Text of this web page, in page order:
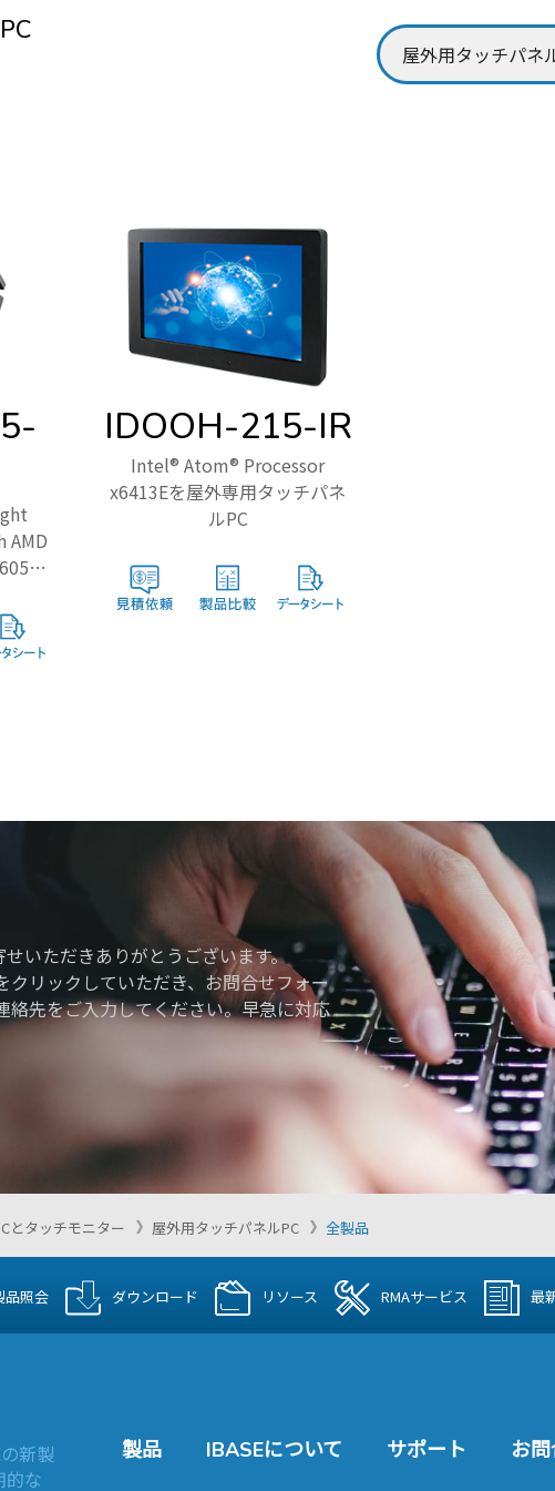
AMD
IDOOH-215-IR
Intel® Atom® Processor
x6413Eを屋外専用タッチパネ
ルPC
いただきありがとうございます。
クリックしていただき、お問合せフォー
絡先をご入力してください。早急に対応
とタッチモニター 屋外用タッチパネルPC 全製品
品照会 ダウンロード リソース RMAサービス 最
新製
的な
製品 IBASEについて サポート お